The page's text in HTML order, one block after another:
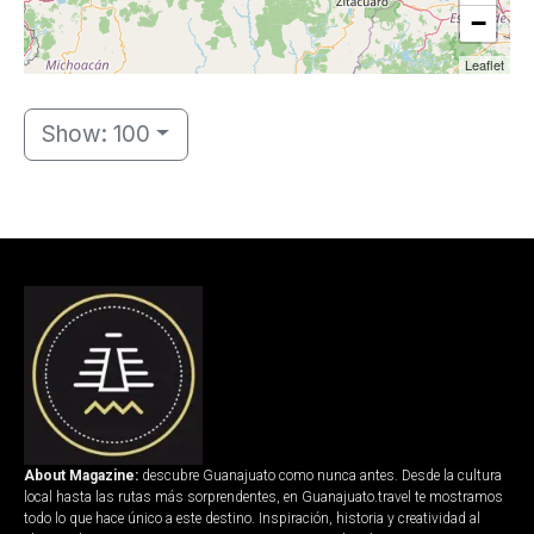
−
Leaflet
Show: 100
About Magazine: descubre Guanajuato como nunca antes. Desde la cultura
local hasta las rutas más sorprendentes, en Guanajuato.travel te mostramos
todo lo que hace único a este destino. Inspiración, historia y creatividad al